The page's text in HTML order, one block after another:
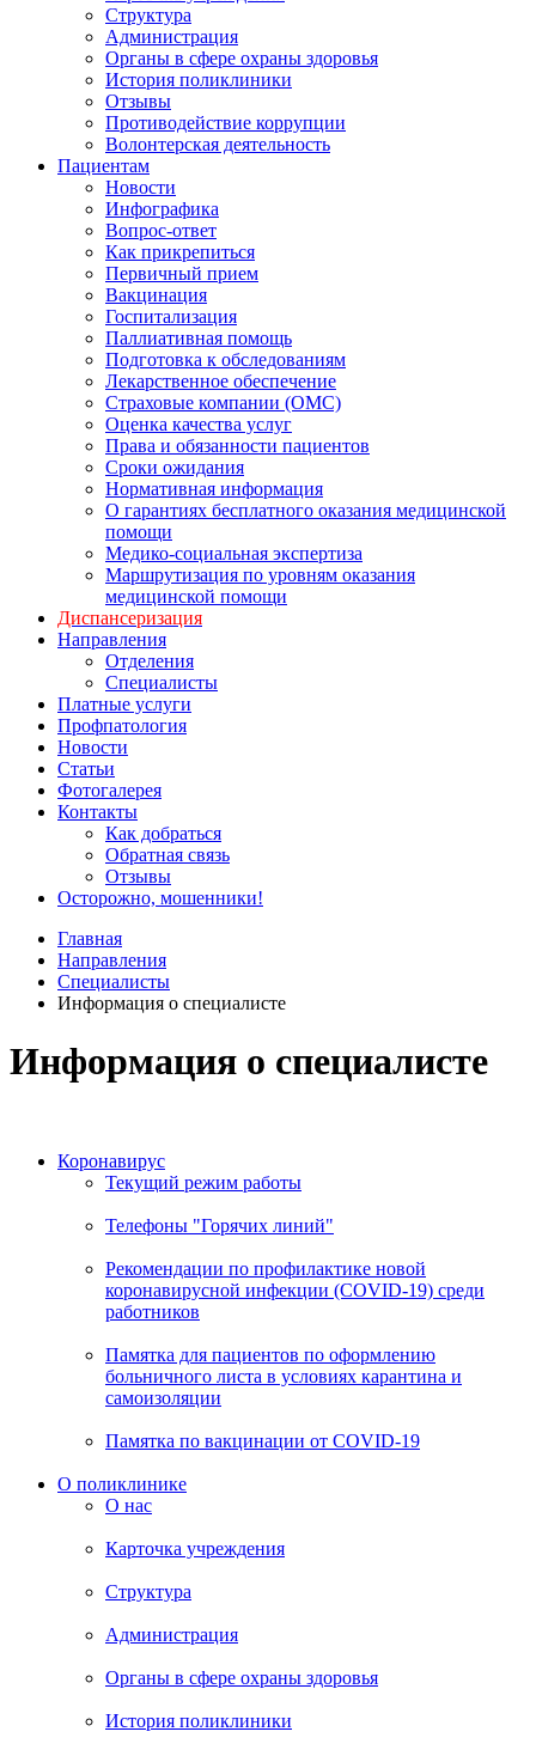
Структура
Администрация
Органы в сфере охраны здоровья
История поликлиники
Отзывы
Противодействие коррупции
Волонтерская деятельность
Пациентам
Новости
Инфографика
Вопрос-ответ
Как прикрепиться
Первичный прием
Вакцинация
Госпитализация
Паллиативная помощь
Подготовка к обследованиям
Лекарственное обеспечение
Страховые компании (ОМС)
Оценка качества услуг
Права и обязанности пациентов
Сроки ожидания
Нормативная информация
О гарантиях бесплатного оказания медицинской
помощи
Медико-социальная экспертиза
Маршрутизация по уровням оказания
медицинской помощи
Диспансеризация
Направления
Отделения
Специалисты
Платные услуги
Профпатология
Новости
Статьи
Фотогалерея
Контакты
Как добраться
Обратная связь
Отзывы
Осторожно, мошенники!
Главная
Направления
Специалисты
Информация о специалисте
Информация о специалисте
Коронавирус
Текущий режим работы
Телефоны "Горячих линий"
Рекомендации по профилактике новой
коронавирусной инфекции (COVID-19) среди
работников
Памятка для пациентов по оформлению
больничного листа в условиях карантина и
самоизоляции
Памятка по вакцинации от COVID-19
О поликлинике
О нас
Карточка учреждения
Структура
Администрация
Органы в сфере охраны здоровья
История поликлиники